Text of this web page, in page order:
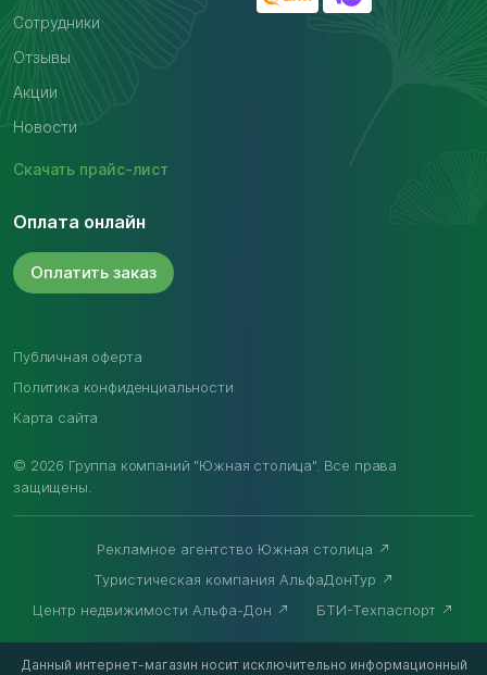
Сотрудники
Отзывы
Акции
Новости
Скачать прайс-лист
Оплата онлайн
Оплатить заказ
© 2026 Группа компаний "Южная столица". Все права
защищены.
Публичная оферта
Политика конфиденциальности
Карта сайта
Рекламное агентство Южная столица
Туристическая компания АльфаДонТур
Центр недвижимости Альфа-Дон
БТИ-Техпаспорт
Данный интернет-магазин носит исключительно информационный